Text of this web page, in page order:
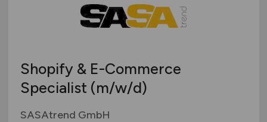
Shopify & E-Commerce
Specialist (m/w/d)
SASAtrend GmbH